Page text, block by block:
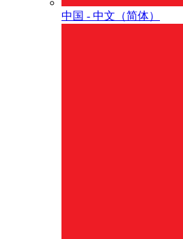
中国 - 中⽂（简体）